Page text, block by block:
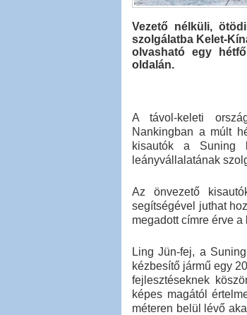
Vezető nélküli,
szolgálatba Kelet-
olvasható egy
oldalán.
A távol-keleti
Nankingban a múlt
kisautók a Suning
leányvállalatának
Az önvezető
segítségével juthat
megadott címre érve
Ling Jün-fej, a
kézbesítő jármű egy
fejlesztéseknek
képes magától
méteren belül lévő